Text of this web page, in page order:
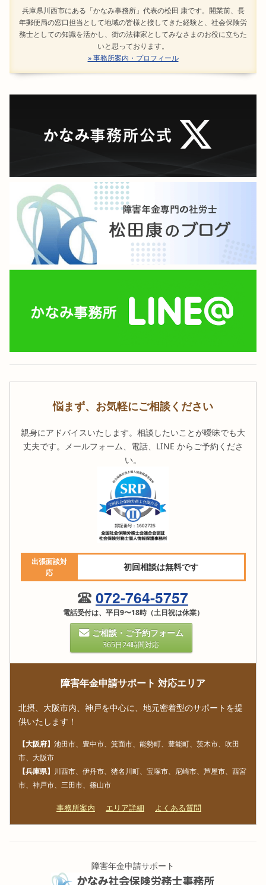
兵庫県川西市にある「かなみ事務所」代表の松田 康です。開業前、長
年郵便局の窓口担当として地域の皆様と接してきた経験と、社会保険労
務士としての知識を活かし、街の法律家としてみなさまのお役に立ちた
いと思っております。
» 事務所案内・プロフィール
悩まず、お気軽にご相談ください
親身にアドバイスいたします。相談したいことが曖昧でも大
丈夫です。メールフォーム、電話、LINE からご予約くださ
い。
出張面談対
応
初回相談は無料です
072-764-5757
電話受付は、平日9〜18時（土日祝は休業）
ご相談・ご予約フォーム
365日24時間対応
障害年金申請サポート 対応エリア
北摂、大阪市内、神戸を中心に、地元密着型のサポートを提
供いたします！
【大阪府】 池田市、豊中市、箕面市、能勢町、豊能町、茨木市、吹田
市、大阪市
【兵庫県】 川西市、伊丹市、猪名川町、宝塚市、尼崎市、芦屋市、西宮
市、神戸市、三田市、篠山市
事務所案内 エリア詳細 よくある質問
障害年金申請サポート